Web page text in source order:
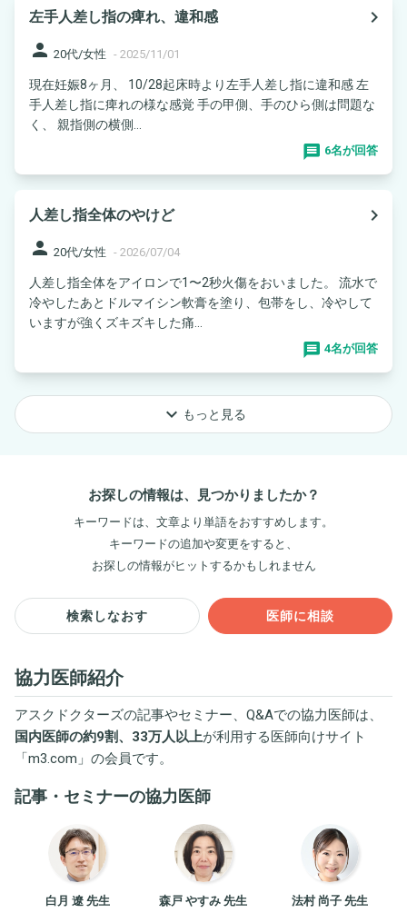
左手人差し指の痺れ、違和感
navigate_next
person 20代/女性 - 2025/11/01
現在妊娠8ヶ月、 10/28起床時より左手人差し指に違和感 左
手人差し指に痺れの様な感覚 手の甲側、手のひら側は問題な
く、 親指側の横側...
6名が回答
人差し指全体のやけど
navigate_next
person 20代/女性 - 2026/07/04
人差し指全体をアイロンで1〜2秒火傷をおいました。 流水で
冷やしたあとドルマイシン軟膏を塗り、包帯をし、冷やして
いますが強くズキズキした痛...
4名が回答
keyboard_arrow_down もっと見る
お探しの情報は、見つかりましたか？
キーワードは、文章より単語をおすすめします。
キーワードの追加や変更をすると、
お探しの情報がヒットするかもしれません
検索しなおす 医師に相談
協力医師紹介
アスクドクターズの記事やセミナー、Q&Aでの協力医師は、
国内医師の約9割、33万人以上が利用する医師向けサイト
「m3.com 」の会員です。
記事・セミナーの協力医師
白月 遼 先生 森戸 やすみ 先生 法村 尚子 先生